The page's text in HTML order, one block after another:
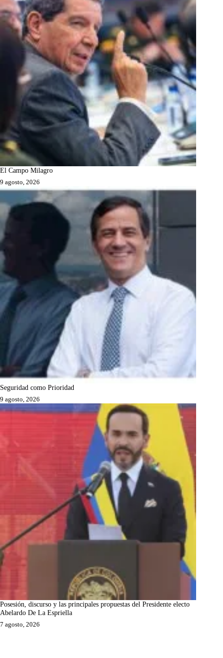
El Campo Milagro
9 agosto, 2026
Seguridad como Prioridad
9 agosto, 2026
Posesión, discurso y las principales propuestas del Presidente electo
Abelardo De La Espriella
7 agosto, 2026